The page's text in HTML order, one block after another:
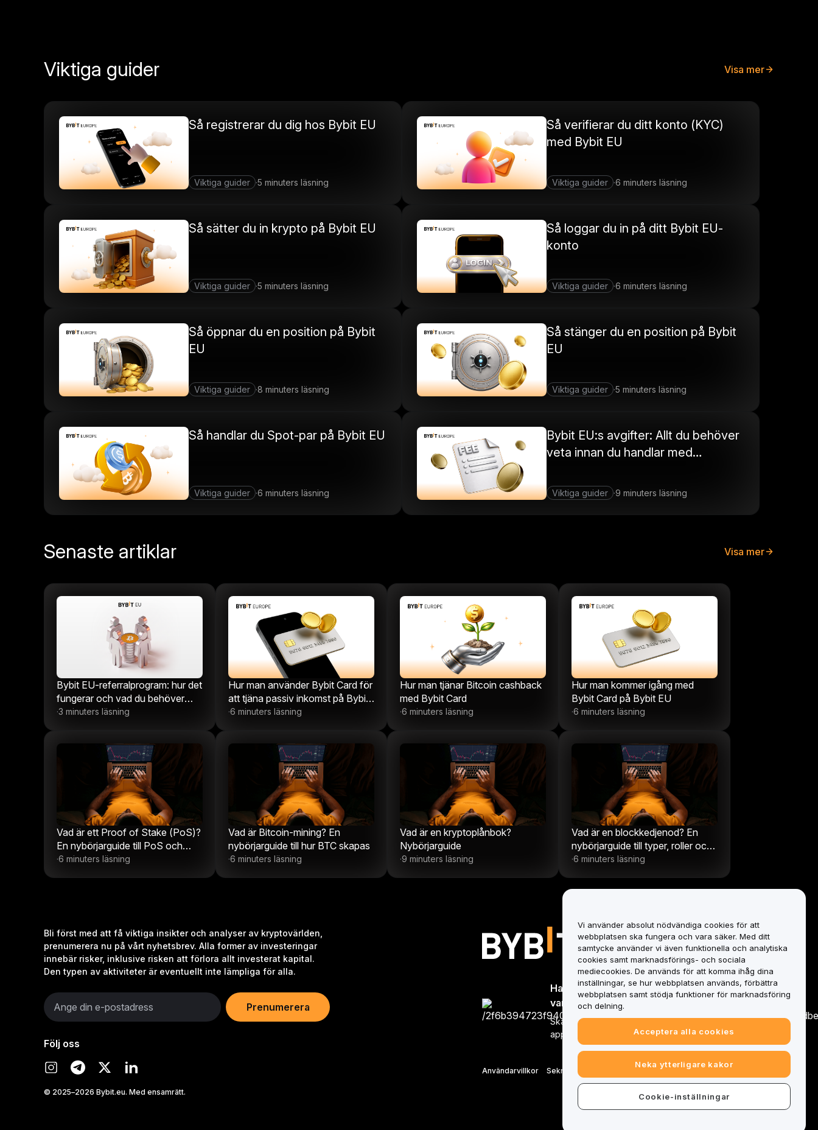
Viktiga guider Visa mer
Så registrerar du dig hos Bybit EU
Viktiga guider ·5 minuters läsning
Så verifierar du ditt konto (KYC)
med Bybit EU
Viktiga guider ·6 minuters läsning
Så sätter du in krypto på Bybit EU
Viktiga guider ·5 minuters läsning
Så loggar du in på ditt Bybit EU-
konto
Viktiga guider ·6 minuters läsning
Så öppnar du en position på Bybit
EU
Viktiga guider ·8 minuters läsning
Så stänger du en position på Bybit
EU
Viktiga guider ·5 minuters läsning
Så handlar du Spot-par på Bybit EU
Viktiga guider ·6 minuters läsning
Bybit EU:s avgifter: Allt du behöver
veta innan du handlar med
Viktiga guider ·9 minuters läsning
Senaste artiklar Visa mer
Bybit EU-referralprogram: hur det
fungerar och vad du behöver
veta
·3 minuters läsning
Hur man använder Bybit Card för
att tjäna passiv inkomst på Bybit
EU
·6 minuters läsning
Hur man tjänar Bitcoin cashback
med Bybit Card
·6 minuters läsning
Hur man kommer igång med
Bybit Card på Bybit EU
·6 minuters läsning
Vad är ett Proof of Stake (PoS)?
En nybörjarguide till PoS och
validerare
·6 minuters läsning
Vad är Bitcoin-mining? En
nybörjarguide till hur BTC skapas
·6 minuters läsning
Vad är en kryptoplånbok?
Nybörjarguide
·9 minuters läsning
Vad är en blockkedjenod? En
nybörjarguide till typer, roller och
inställningar
·6 minuters läsning
Bli först med att få viktiga insikter och analyser av kryptovärlden,
prenumerera nu på vårt nyhetsbrev. Alla former av investeringar
innebär risker, inklusive risken att förlora allt investerat kapital.
Den typen av aktiviteter är eventuellt inte lämpliga för alla.
Prenumerera
Följ oss
© 2025–2026 Bybit.eu. Med ensamrätt.
Handla när du vill,
var du vill!
Skanna kod för att ladda ner
app
Användarvillkor Sekretesspolicy Inställningscenter för cookies
Vi använder absolut nödvändiga cookies för att
webbplatsen ska fungera och vara säker. Med ditt
samtycke använder vi även funktionella och analytiska
cookies samt marknadsförings- och sociala
mediecookies. De används för att komma ihåg dina
inställningar, se hur webbplatsen används, förbättra
webbplatsen samt stödja funktioner för marknadsföring
och delning.
Acceptera alla cookies
Neka ytterligare kakor
Cookie-inställningar